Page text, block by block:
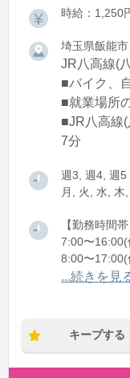
時給：1,250
埼玉県飯能市
JR八高線(
■バイク、
■就業場所
■JR八高線
7分
週3, 週4, 週5
月, 火, 水, 木
【勤務時間
7:00〜16:00(
8:00〜17:00(
12:00〜
...続きを見
キープする